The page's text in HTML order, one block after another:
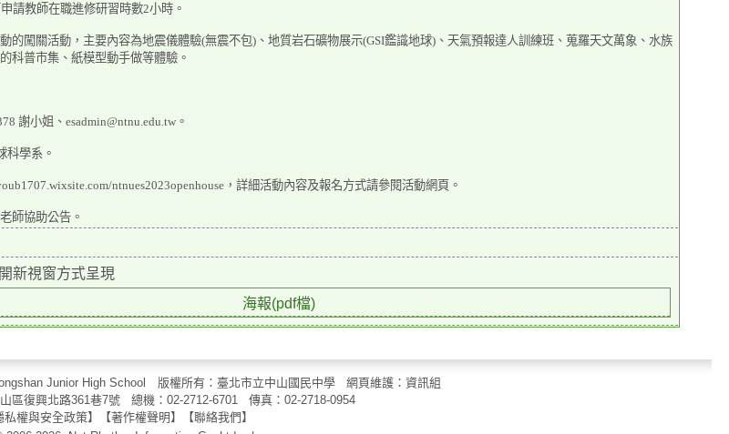
請教師在職進修研習時數2小時。
的闖關活動，主要內容為地震儀體驗(無震不包)、地質岩石礦物展示(GSI鑑識地球)、天氣預報達人訓練班、蒐羅天文萬象、水族
科普市集、紙模型動手做等體驗。
謝小姐、esadmin@ntnu.edu.tw。
科學系。
ntnues2023openhouse，詳細活動內容及報名方式請參閱活動網頁。
師協助公告。
新視窗方式呈現
海報(pdf檔)
Junior High School 版權所有：臺北市立中山國民中學 網頁維護：資訊組
區復興北路361巷7號 總機：02-2712-6701 傳真： 02-2718-0954
私權與安全政策】【著作權聲明 】 【聯絡我們 】